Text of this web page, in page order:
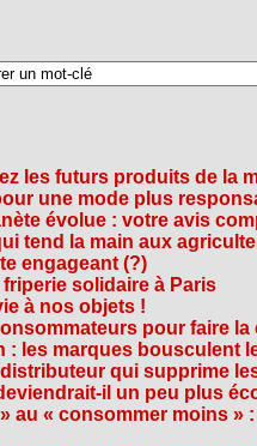
les futurs produits de la
une mode plus
évolue : votre avis
tend la main aux
engageant (?)
solidaire à Paris
à nos objets !
pour faire la
: les marques bousculent
qui supprime
il un peu plus
au « consommer moins